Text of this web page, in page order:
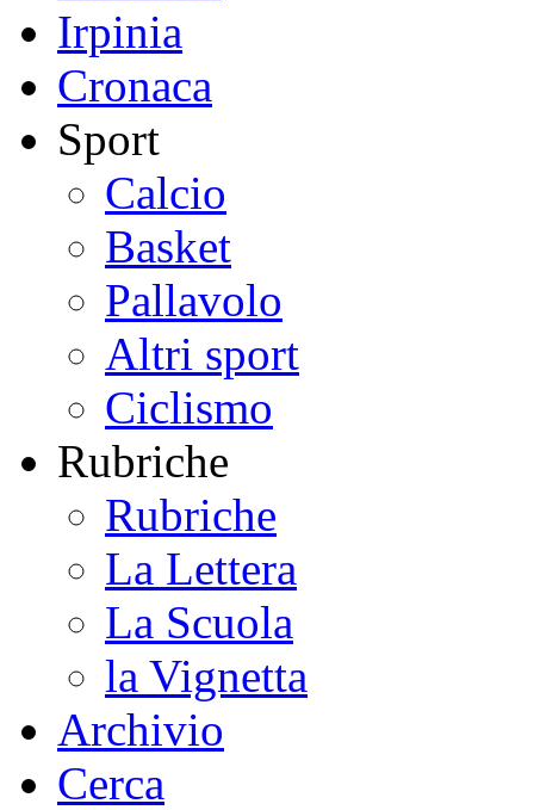
Irpinia
Cronaca
Sport
Calcio
Basket
Pallavolo
Altri sport
Ciclismo
Rubriche
Rubriche
La Lettera
La Scuola
la Vignetta
Archivio
Cerca